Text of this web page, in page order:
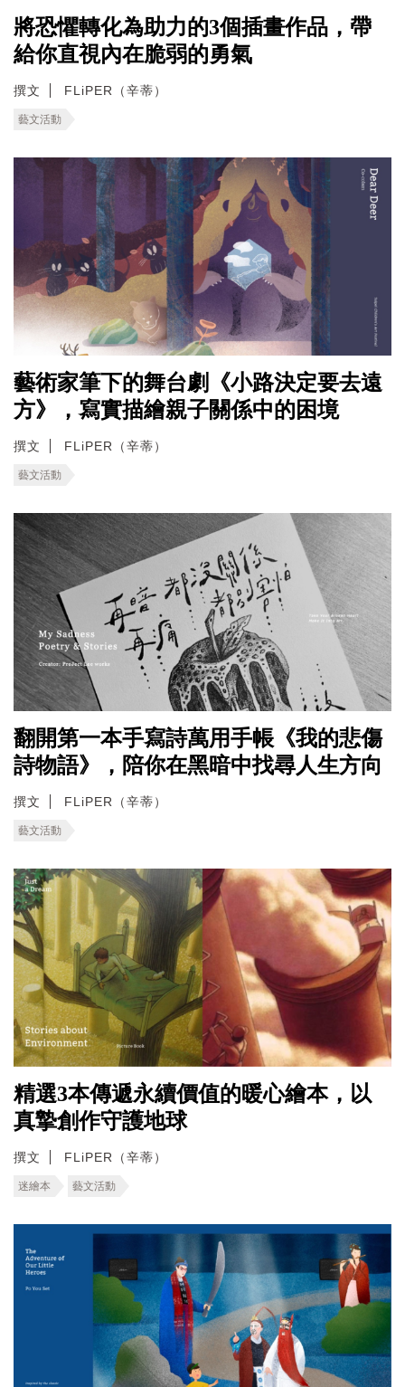
將恐懼轉化為助力的3個插畫作品，帶
給你直視內在脆弱的勇氣
撰文 FLiPER（辛蒂）
藝文活動
藝術家筆下的舞台劇《小路決定要去遠
方》，寫實描繪親子關係中的困境
撰文 FLiPER（辛蒂）
藝文活動
翻開第一本手寫詩萬用手帳《我的悲傷
詩物語》，陪你在黑暗中找尋人生方向
撰文 FLiPER（辛蒂）
藝文活動
精選3本傳遞永續價值的暖心繪本，以
真摯創作守護地球
撰文 FLiPER（辛蒂）
迷繪本 藝文活動